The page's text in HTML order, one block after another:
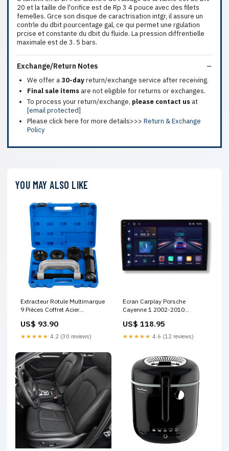
20 et la taille de l'orifice est de Rp 3 4 pouce avec des filets
femelles. Grce son disque de caractrisation intgr, il assure un
contrle du dbit pourcentage gal, ce qui permet une rgulation
prcise et constante du dbit du fluide. La pression diffrentielle
maximale est de 3. 5 bars.
Exchange/Return Notes
We offer a30-dayreturn/exchange service after receiving.
Final sale items are not eligible for returns or exchanges.
To process your return/exchange, please contact us at
[email protected]
Please click here for more details>>> Return & Exchange
Policy
YOU MAY ALSO LIKE
Extracteur Rotule Multimarque
9 Pièces Coffret Acier
US$ 93.90
★★★★★ 4.2 (30 reviews)
Ecran Carplay Porsche
Cayenne 1 2002-2010
US$ 118.95
★★★★★ 4.6 (12 reviews)